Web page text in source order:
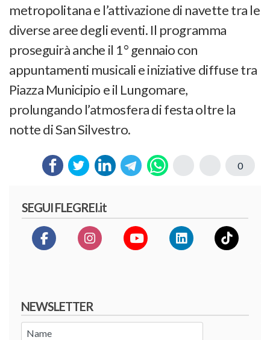
metropolitana e l’attivazione di navette tra le
diverse aree degli eventi. Il programma
proseguirà anche il 1° gennaio con
appuntamenti musicali e iniziative diffuse tra
Piazza Municipio e il Lungomare,
prolungando l’atmosfera di festa oltre la
notte di San Silvestro.
0
SEGUI FLEGREI.it
NEWSLETTER